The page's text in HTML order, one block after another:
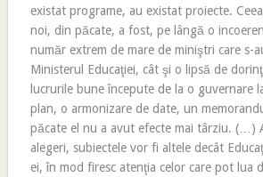
existat programe, au existat proiecte.
noi, din păcate, a fost, pe lângă o
număr extrem de mare de miniştri care s-
Ministerul Educaţiei, cât şi o lipsă de
lucrurile bune începute de la o guvernare
plan, o armonizare de date, un
păcate el nu a avut efecte mai târziu. (…)
alegeri, subiectele vor fi altele decât
ei, în mod firesc atenţia celor care pot lua